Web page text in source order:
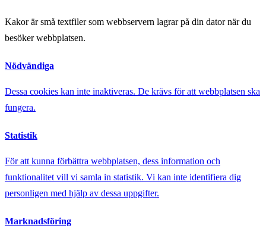
Kakor är små textfiler som webbservern lagrar på din dator när du
besöker webbplatsen.
Nödvändiga
Dessa cookies kan inte inaktiveras. De krävs för att webbplatsen ska
fungera.
Statistik
För att kunna förbättra webbplatsen, dess information och
funktionalitet vill vi samla in statistik. Vi kan inte identifiera dig
personligen med hjälp av dessa uppgifter.
Marknadsföring